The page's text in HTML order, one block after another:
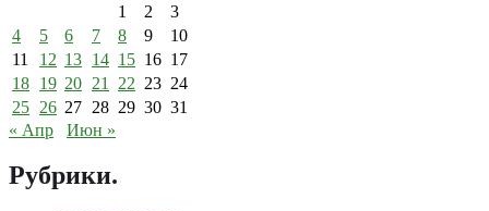
1
2
3
4
5 6 7 8 9
10
11
12 13 14 15 16 17
18 19 20 21 22 23 24
25 26 27 28 29 30 31
« Апр
Июн »
Рубрики.